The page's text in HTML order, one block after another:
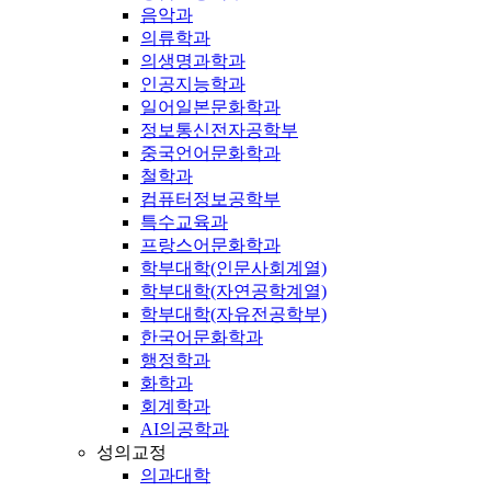
음악과
의류학과
의생명과학과
인공지능학과
일어일본문화학과
정보통신전자공학부
중국언어문화학과
철학과
컴퓨터정보공학부
특수교육과
프랑스어문화학과
학부대학(인문사회계열)
학부대학(자연공학계열)
학부대학(자유전공학부)
한국어문화학과
행정학과
화학과
회계학과
AI의공학과
성의교정
의과대학